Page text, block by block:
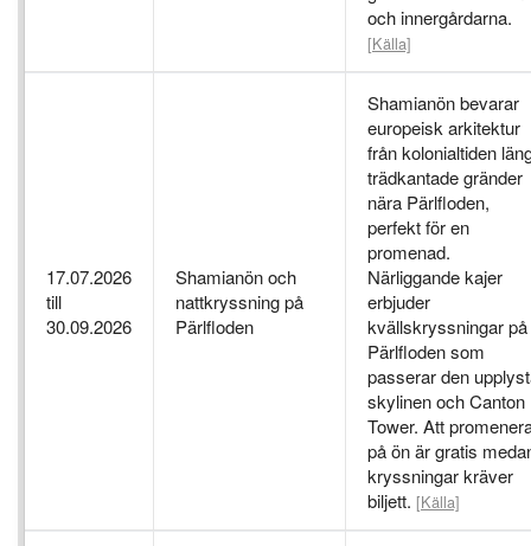
och innergårdarna.
[Källa]
17.07.2026
till
30.09.2026
Shamianön och
nattkryssning på
Pärlfloden
Shamianön bevarar
europeisk arkitektur
från kolonialtiden
trädkantade gränder
nära Pärlfloden,
perfekt för en
promenad.
Närliggande kajer
erbjuder
kvällskryssningar på
Pärlfloden som
passerar den
skylinen och Canton
Tower. Att
på ön är gratis
kryssningar kräver
biljett. [Källa]